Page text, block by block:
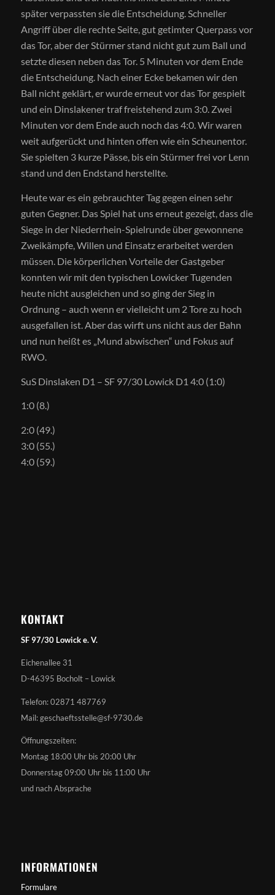
später verpassten sie die Entscheidung. Schneller
Angriff über die rechte Seite, gut getimter Querpass vor
das Tor, aber der Stürmer stand nicht gut zum Ball und
setzte diesen neben das Tor. 5 Minuten vor dem Ende
die Entscheidung. Nach einer Ecke bekamen wir den
Ball nicht geklärt, er wurde erneut vor das Tor gespielt
und ein Dinslakener traf freistehend zum 3:0. Zwei
Minuten vor dem Ende auch noch das 4:0. Wir waren
weit aufgerückt und hinten offen wie ein Scheunentor.
Sie spielten 3 kurze Pässe, bis ein Stürmer frei vor Lenn
stand und den Endstand herstellte.
Heute war es ein gebrauchter Tag gegen einen sehr
guten Gegner. Das Spiel hat uns erneut gezeigt, dass die
Siege in der Niederrhein-Spielrunde über gewonnene
Zweikämpfe, Willen und Einsatz erarbeitet werden
müssen. Die körperlichen Vorteile der Gastgeber
konnten wir mit den typischen Lowicker Tugenden
heute nicht ausgleichen und so ging der Sieg in
Ordnung – auch wenn er vielleicht um 2 Tore zu hoch
ausgefallen ist. Aber das wirft uns nicht aus der Bahn
und nun heißt es „Mund abwischen“ und Fokus auf
RWO.
SuS Dinslaken D1 – SF 97/30 Lowick D1 4:0 (1:0)
1:0 (8.)
2:0 (49.)
3:0 (55.)
4:0 (59.)
KONTAKT
SF 97/30 Lowick e. V.
Eichenallee 31
D-46395 Bocholt – Lowick
Telefon: 02871 487769
Mail: geschaeftsstelle@sf-9730.de
Öffnungszeiten:
Montag 18:00 Uhr bis 20:00 Uhr
Donnerstag 09:00 Uhr bis 11:00 Uhr
und nach Absprache
INFORMATIONEN
Formulare